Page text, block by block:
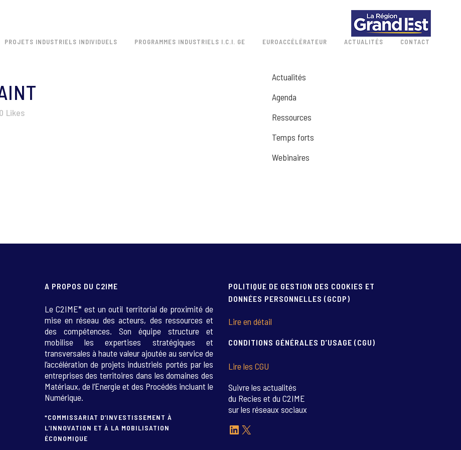
PROJETS INDUSTRIELS INDIVIDUELS PROGRAMMES INDUSTRIELS I.C.I. GE EUROACCÉLÉRATEUR ACTUALITÉS CONTACT
0 Likes
Actualités
Agenda
Ressources
Temps forts
Webinaires
A PROPOS DU C2IME
Le C2IME* est un outil territorial de proximité de
mise en réseau des acteurs, des ressources et
des compétences. Son équipe structure et
mobilise les expertises stratégiques et
transversales à haute valeur ajoutée au service de
l’accélération de projets industriels portés par les
entreprises des territoires dans les domaines des
Matériaux, de l’Energie et des Procédés incluant le
Numérique.
*COMMISSARIAT D’INVESTISSEMENT À
L’INNOVATION ET À LA MOBILISATION
ÉCONOMIQUE
POLITIQUE DE GESTION DES COOKIES ET
DONNÉES PERSONNELLES (GCDP)
Lire en détail
CONDITIONS GÉNÉRALES D’USAGE (CGU)
Lire les CGU
Suivre les actualités
du Recies et du C2IME
sur les réseaux sociaux
LinkedIn
X